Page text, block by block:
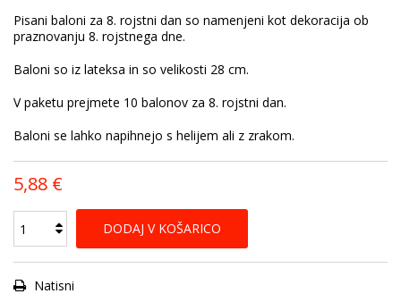
Pisani baloni za 8. rojstni dan so namenjeni kot dekoracija ob
praznovanju 8. rojstnega dne.
Baloni so iz lateksa in so velikosti 28 cm.
V paketu prejmete 10 balonov za 8. rojstni dan.
Baloni se lahko napihnejo s helijem ali z zrakom.
5,88 €
DODAJ V KOŠARICO
Natisni